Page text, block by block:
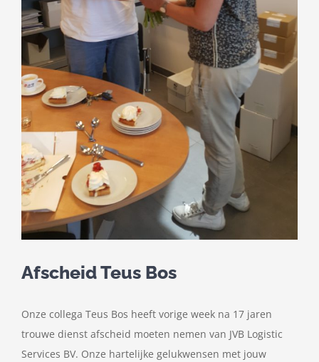
Afscheid Teus Bos
Onze collega Teus Bos heeft vorige week na 17 jaren
trouwe dienst afscheid moeten nemen van JVB Logistic
Services BV. Onze hartelijke gelukwensen met jouw